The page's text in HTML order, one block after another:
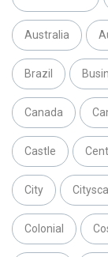
Australia
Brazil
Canada
Castle
City
Colonial